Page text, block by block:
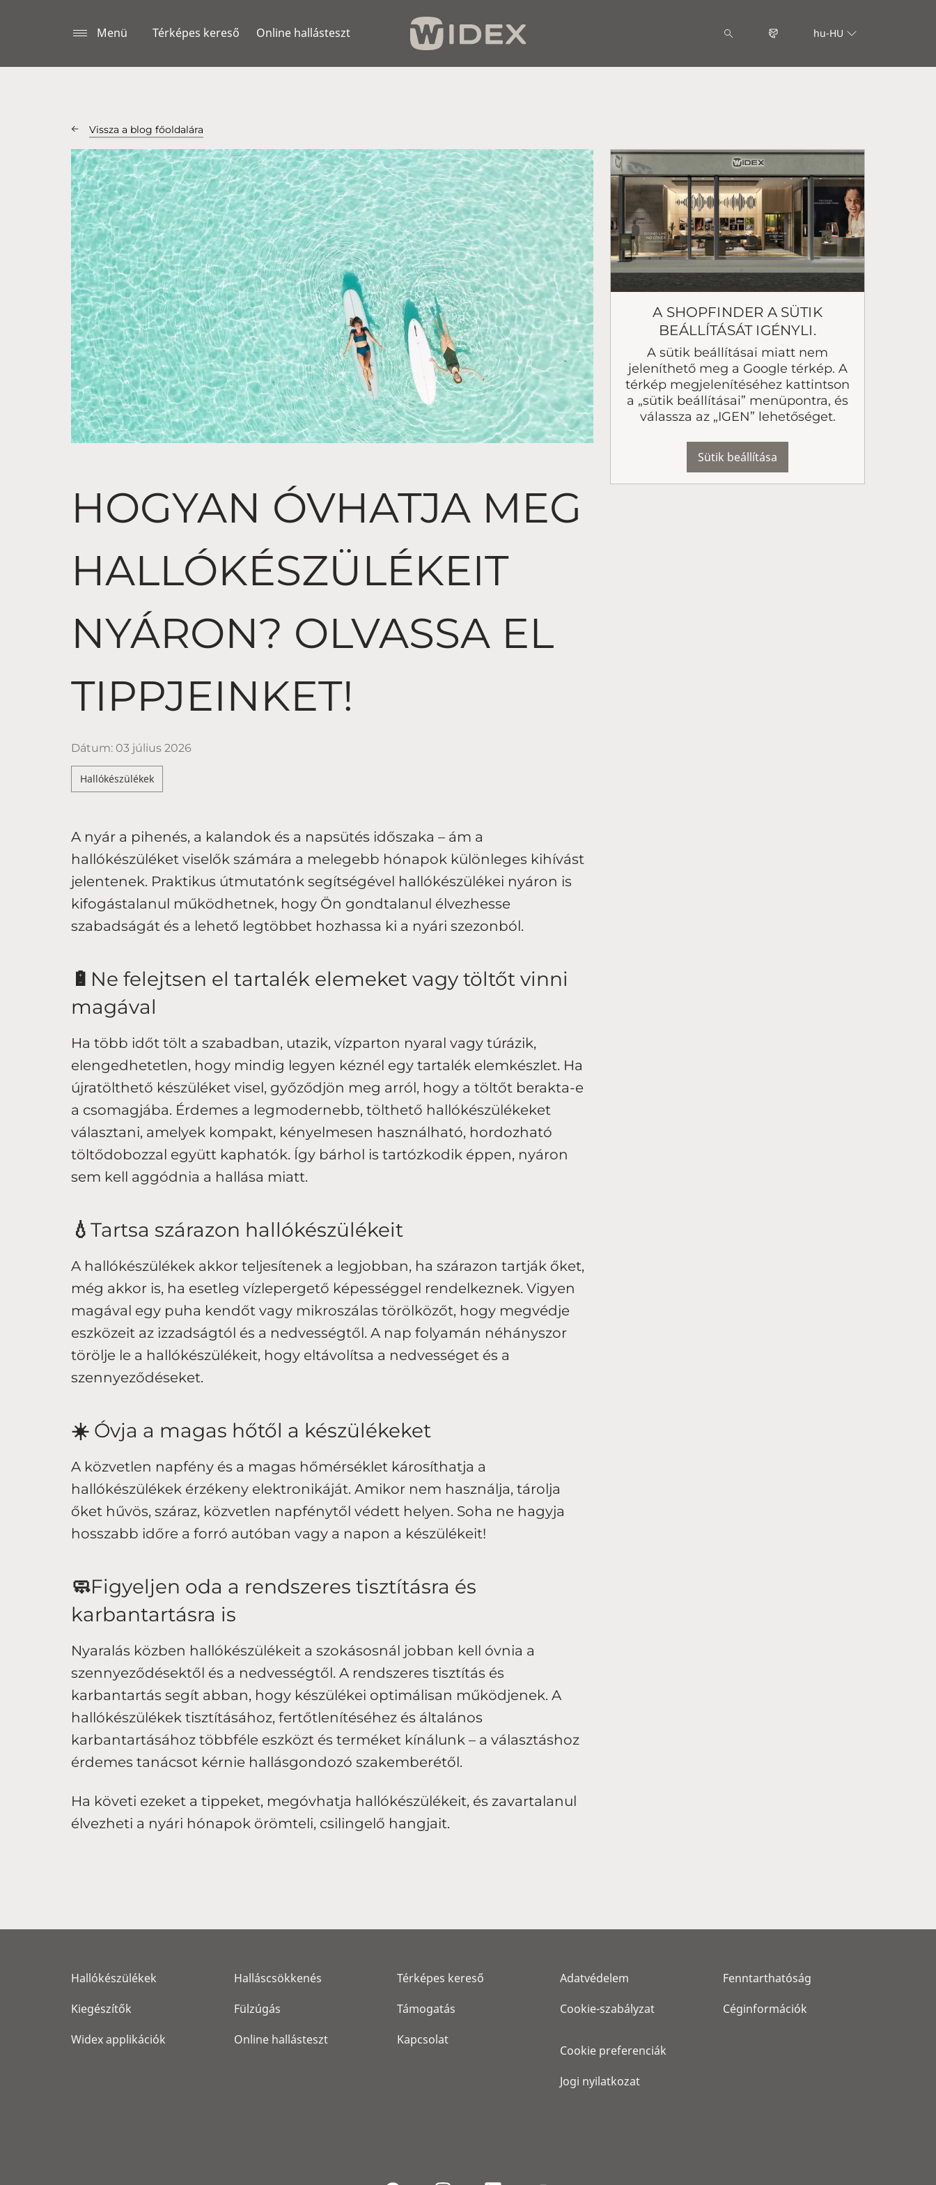
Menü Térképes kereső Online hallásteszt hu-HU
Vissza a blog főoldalára
HOGYAN ÓVHATJA MEG
HALLÓKÉSZÜLÉKEIT
NYÁRON? OLVASSA EL
TIPPJEINKET!
Dátum: 03 július 2026
Hallókészülékek
A nyár a pihenés, a kalandok és a napsütés időszaka – ám a
hallókészüléket viselők számára a melegebb hónapok különleges kihívást
jelentenek. Praktikus útmutatónk segítségével hallókészülékei nyáron is
kifogástalanul működhetnek, hogy Ön gondtalanul élvezhesse
szabadságát és a lehető legtöbbet hozhassa ki a nyári szezonból.
🔋 Ne felejtsen el tartalék elemeket vagy töltőt vinni
magával
Ha több időt tölt a szabadban, utazik, vízparton nyaral vagy túrázik,
elengedhetetlen, hogy mindig legyen kéznél egy tartalék elemkészlet. Ha
újratölthető készüléket visel, győződjön meg arról, hogy a töltőt berakta-e
a csomagjába. Érdemes a legmodernebb, tölthető hallókészülékeket
választani, amelyek kompakt, kényelmesen használható, hordozható
töltődobozzal együtt kaphatók. Így bárhol is tartózkodik éppen, nyáron
sem kell aggódnia a hallása miatt.
💧 Tartsa szárazon hallókészülékeit
A hallókészülékek akkor teljesítenek a legjobban, ha szárazon tartják őket,
még akkor is, ha esetleg vízlepergető képességgel rendelkeznek. Vigyen
magával egy puha kendőt vagy mikroszálas törölközőt, hogy megvédje
eszközeit az izzadságtól és a nedvességtől. A nap folyamán néhányszor
törölje le a hallókészülékeit, hogy eltávolítsa a nedvességet és a
szennyeződéseket.
☀️ Óvja a magas hőtől a készülékeket
A közvetlen napfény és a magas hőmérséklet károsíthatja a
hallókészülékek érzékeny elektronikáját. Amikor nem használja, tárolja
őket hűvös, száraz, közvetlen napfénytől védett helyen. Soha ne hagyja
hosszabb időre a forró autóban vagy a napon a készülékeit!
🧼Figyeljen oda a rendszeres tisztításra és
karbantartásra is
Nyaralás közben hallókészülékeit a szokásosnál jobban kell óvnia a
szennyeződésektől és a nedvességtől. A rendszeres tisztítás és
karbantartás segít abban, hogy készülékei optimálisan működjenek. A
hallókészülékek tisztításához, fertőtlenítéséhez és általános
karbantartásához többféle eszközt és terméket kínálunk – a választáshoz
érdemes tanácsot kérnie hallásgondozó szakemberétől.
Ha követi ezeket a tippeket, megóvhatja hallókészülékeit, és zavartalanul
élvezheti a nyári hónapok örömteli, csilingelő hangjait.
A SHOPFINDER A SÜTIK
BEÁLLÍTÁSÁT IGÉNYLI.
A sütik beállításai miatt nem
jeleníthető meg a Google térkép. A
térkép megjelenítéséhez kattintson
a „sütik beállításai” menüpontra, és
válassza az „IGEN” lehetőséget.
Sütik beállítása
Hallókészülékek
Kiegészítők
Widex applikációk
Halláscsökkenés
Fülzúgás
Online hallásteszt
Térképes kereső
Támogatás
Kapcsolat
Adatvédelem
Cookie-szabályzat
Cookie preferenciák
Jogi nyilatkozat
Fenntarthatóság
Céginformációk